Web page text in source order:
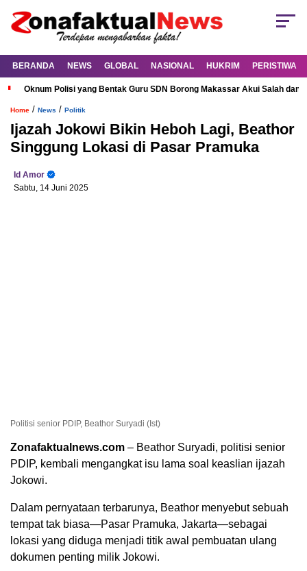
BERANDA NEWS GLOBAL NASIONAL HUKRIM PERISTIWA
Oknum Polisi yang Bentak Guru SDN Borong Makassar Akui Salah dan
Home / News / Politik
Ijazah Jokowi Bikin Heboh Lagi, Beathor
Singgung Lokasi di Pasar Pramuka
Id Amor
Sabtu, 14 Juni 2025
Politisi senior PDIP, Beathor Suryadi (Ist)
Zonafaktualnews.com – Beathor Suryadi, politisi senior
PDIP, kembali mengangkat isu lama soal keaslian ijazah
Jokowi.
Dalam pernyataan terbarunya, Beathor menyebut sebuah
tempat tak biasa—Pasar Pramuka, Jakarta—sebagai
lokasi yang diduga menjadi titik awal pembuatan ulang
dokumen penting milik Jokowi.